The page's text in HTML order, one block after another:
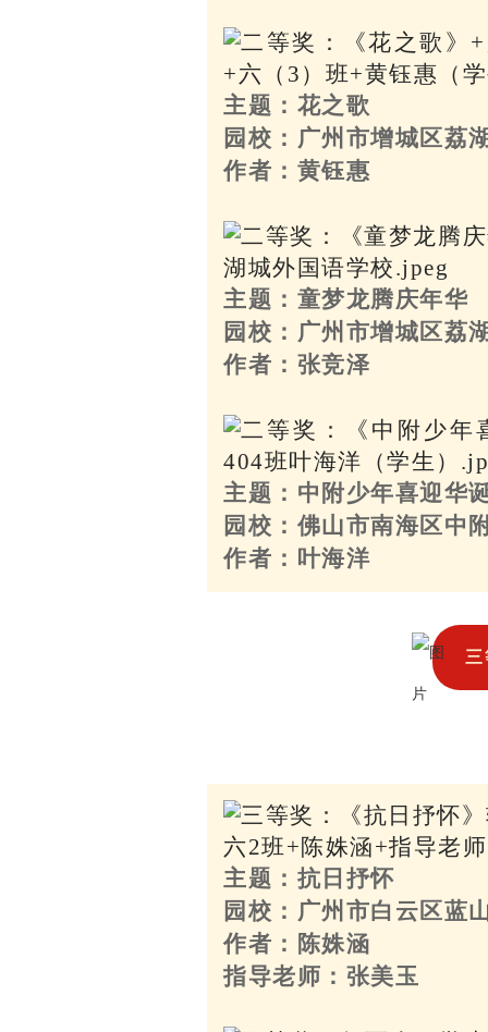
主题：花之歌
园校：广州市增城区荔
作者：黄钰惠
主题：童梦龙腾庆年华
园校：广州市增城区荔
作者：张竞泽
主题：中附少年喜迎华
园校：佛山市南海区中
作者：叶海洋
主题：抗日抒怀
园校：广州市白云区蓝
作者：陈姝涵
指导老师：张美玉